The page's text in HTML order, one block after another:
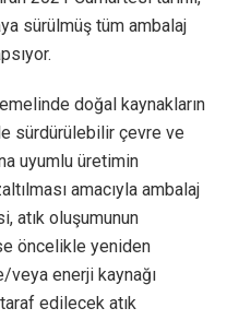
sürülmüş tüm ambalaj
doğal kaynakların
sürdürülebilir çevre ve
uyumlu üretimin
amacıyla ambalaj
atık oluşumunun
öncelikle yeniden
veya enerji kaynağı
edilecek atık